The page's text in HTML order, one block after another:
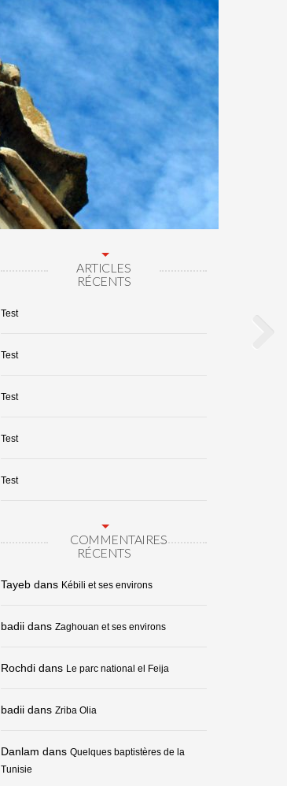
ARTICLES
RÉCENTS
Test
Test
Test
Test
Test
COMMENTAIRES
RÉCENTS
Tayebdans Kébili et ses environs
badiidans Zaghouan et ses environs
Rochdidans Le parc national el Feija
badiidans Zriba Olia
Danlam dans Quelques baptistères de la
Tunisie